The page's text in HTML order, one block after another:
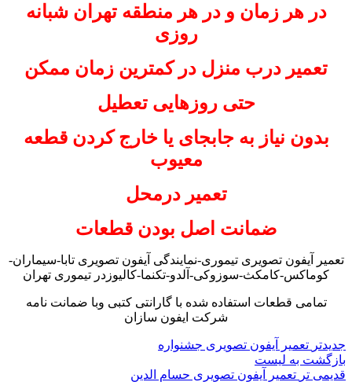
در هر زمان و در هر منطقه تهران شبانه
روزی
تعمیر درب منزل در کمترین زمان ممکن
حتی روزهایی تعطیل
بدون نیاز به جابجای یا خارج کردن قطعه
معیوب
تعمیر درمحل
ضمانت اصل بودن قطعات
تعمیر آیفون تصویری تیموری-نمایندگی آیفون تصویری تابا-سیماران-
کوماکس-کامکث-سوزوکی-آلدو-تکنما-کالیوزدر تیموری تهران
تمامی قطعات استفاده شده با گارانتی کتبی وبا ضمانت نامه
شرکت ایفون سازان
جدیدتر تعمیر آیفون تصویری جشنواره
بازگشت به لیست
قدیمی تر تعمیر آیفون تصویری حسام الدین